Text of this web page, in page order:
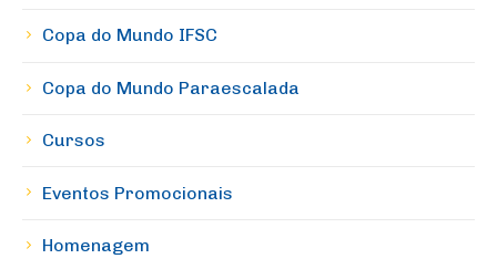
Copa do Mundo IFSC
Copa do Mundo Paraescalada
Cursos
Eventos Promocionais
Homenagem